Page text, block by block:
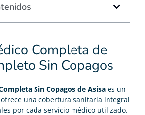
Completa de
Sin Copagos
Sin Copagos de Asisa es un
una cobertura sanitaria integral
por cada servicio médico utilizado.